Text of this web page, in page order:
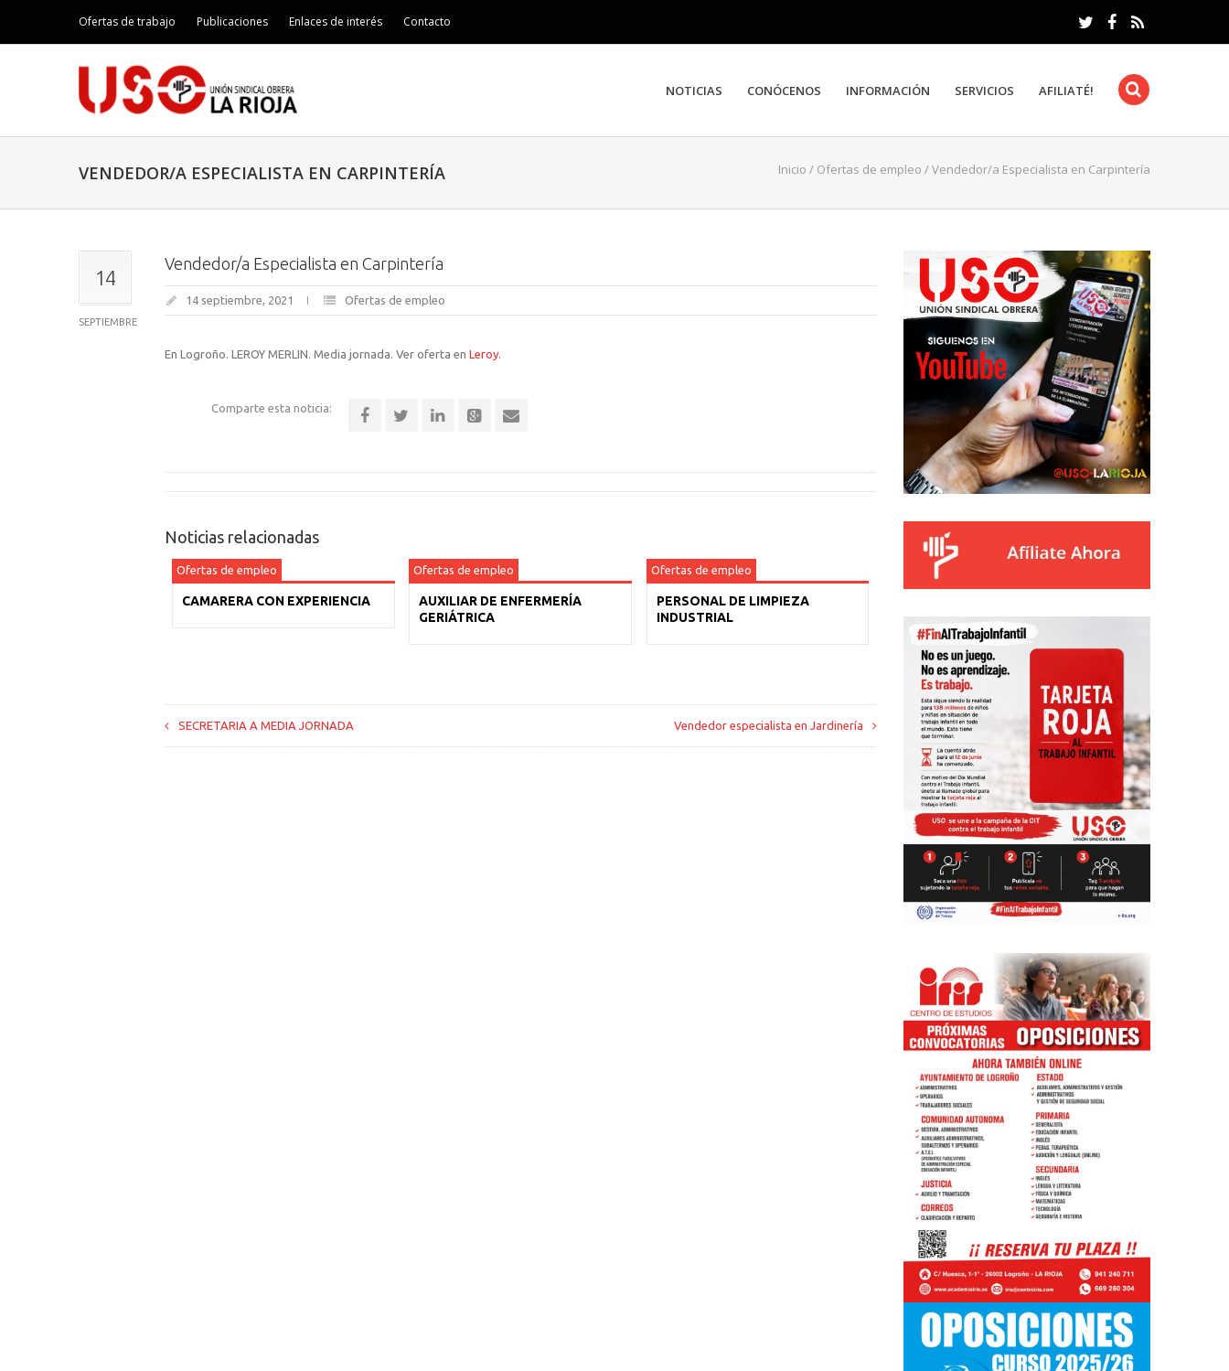
Ofertas de trabajo Publicaciones Enlaces de interés Contacto
NOTICIAS CONÓCENOS INFORMACIÓN SERVICIOS AFILIATÉ!
VENDEDOR/A ESPECIALISTA EN CARPINTERÍA Inicio / Ofertas de empleo /Vendedor/a Especialista en Carpintería
14
SEPTIEMBRE
Vendedor/a Especialista en Carpintería
14 septiembre, 2021 Ofertas de empleo
En Logroño. LEROY MERLIN. Media jornada. Ver oferta en Leroy.
Comparte esta noticia:
Noticias relacionadas
Ofertas de empleo
CAMARERA CON EXPERIENCIA
Ofertas de empleo
AUXILIAR DE ENFERMERÍA
GERIÁTRICA
Ofertas de empleo
PERSONAL DE LIMPIEZA
INDUSTRIAL
SECRETARIA A MEDIA JORNADA Vendedor especialista en Jardinería